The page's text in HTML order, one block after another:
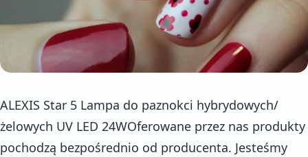
ALEXIS Star 5 Lampa do paznokci hybrydowych/
żelowych UV LED 24WOferowane przez nas produkty
pochodzą bezpośrednio od producenta. Jesteśmy